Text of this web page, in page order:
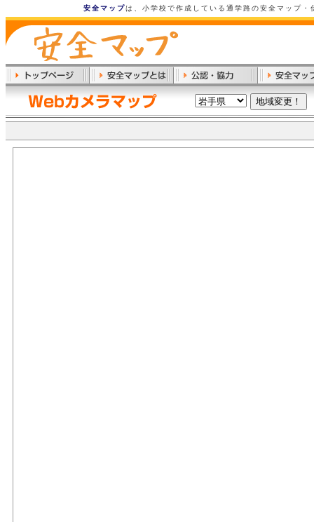
安全マップは、小学校で作成している通学路の安全マップ